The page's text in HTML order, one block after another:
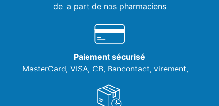
de la part de nos pharmaciens
Paiement sécurisé
MasterCard, VISA, CB, Bancontact, virement, ...